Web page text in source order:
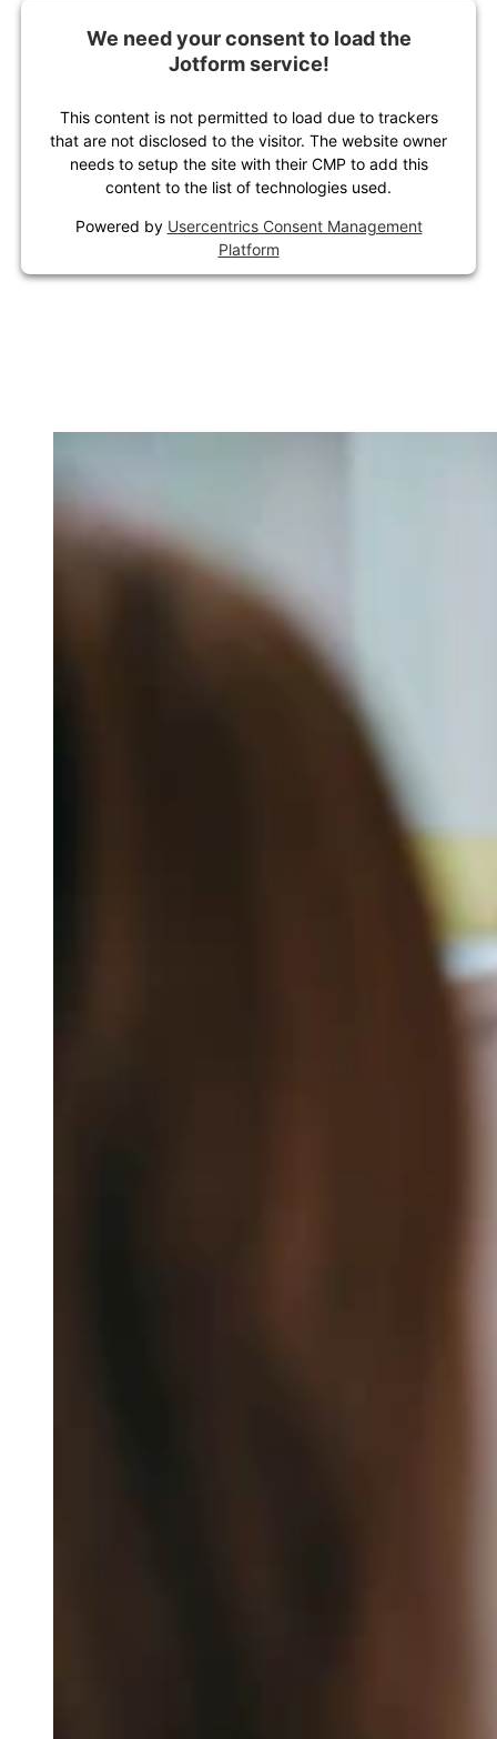
We need your consent to load the
Jotform service!
This content is not permitted to load due to trackers
that are not disclosed to the visitor. The website owner
needs to setup the site with their CMP to add this
content to the list of technologies used.
Powered by Usercentrics Consent Management
Platform